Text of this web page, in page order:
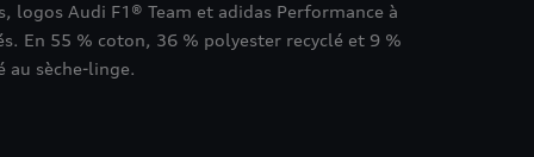
logos Audi F1® Team et adidas Performance à
En 55 % coton, 36 % polyester recyclé et 9 %
au sèche-linge.